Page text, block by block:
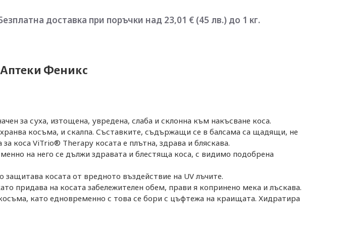
доставка при поръчки над 23,01 € (45 лв.) до 1 кг.
Феникс
за суха, изтощена, увредена, слаба и склонна към накъсване коса.
косъма, и скалпа. Съставките, съдържащи се в балсама са щадящи, не
коса ViTrio® Therapy косата е плътна, здрава и бляскава.
на него се дължи здравата и блестяща коса, с видимо подобрена
косата от вредното въздействие на UV лъчите.
придава на косата забележителен обем, прави я копринено мека и лъскава.
като едновременно с това се бори с цъфтежа на краищата. Хидратира